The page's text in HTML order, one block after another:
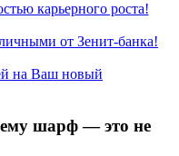
карьерного роста!
от Зенит-банка!
на Ваш новый
шарф — это не